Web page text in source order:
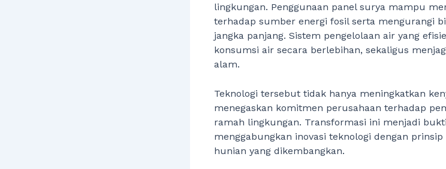
lingkungan. Penggunaan panel surya mampu
terhadap sumber energi fosil serta mengurangi
jangka panjang. Sistem pengelolaan air yang
konsumsi air secara berlebihan, sekaligus
alam.
Teknologi tersebut tidak hanya meningkatkan
menegaskan komitmen perusahaan terhadap
ramah lingkungan. Transformasi ini menjadi
menggabungkan inovasi teknologi dengan
hunian yang dikembangkan.